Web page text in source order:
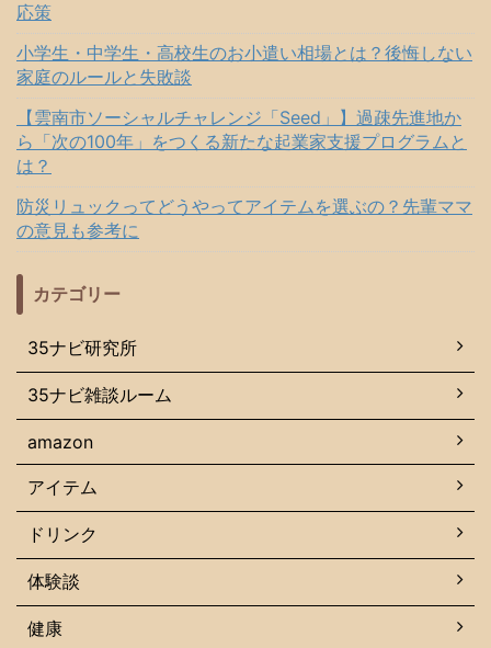
応策
小学生・中学生・高校生のお小遣い相場とは？後悔しない
家庭のルールと失敗談
【雲南市ソーシャルチャレンジ「Seed」】過疎先進地か
ら「次の100年」をつくる新たな起業家支援プログラムと
は？
防災リュックってどうやってアイテムを選ぶの？先輩ママ
の意見も参考に
カテゴリー
35ナビ研究所
35ナビ雑談ルーム
amazon
アイテム
ドリンク
体験談
健康